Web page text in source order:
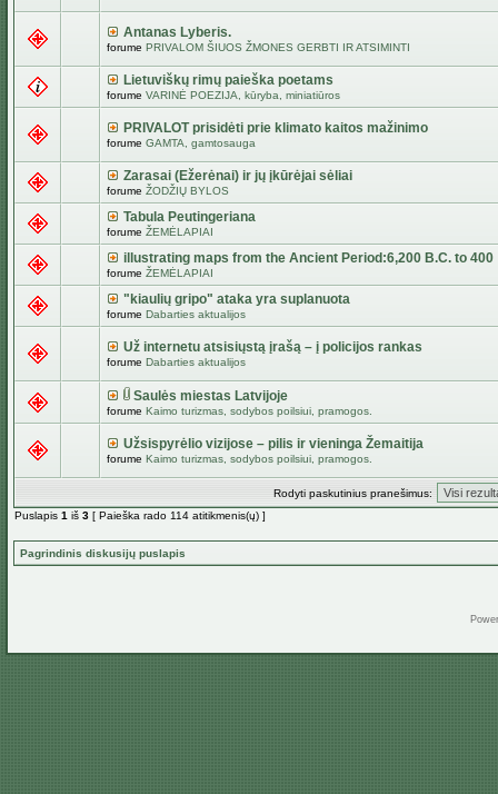
Antanas Lyberis.
forume PRIVALOM ŠIUOS ŽMONES GERBTI IR ATSIMINTI
Lietuviškų rimų paieška poetams
forume VARINĖ POEZIJA, kūryba, miniatiūros
PRIVALOT prisidėti prie klimato kaitos mažinimo
forume GAMTA, gamtosauga
Zarasai (Ežerėnai) ir jų įkūrėjai sėliai
forume ŽODŽIŲ BYLOS
Tabula Peutingeriana
forume ŽEMĖLAPIAI
illustrating maps from the Ancient Period:6,200 B.C. to 400
forume ŽEMĖLAPIAI
"kiaulių gripo" ataka yra suplanuota
forume Dabarties aktualijos
Už internetu atsisiųstą įrašą – į policijos rankas
forume Dabarties aktualijos
Saulės miestas Latvijoje
forume Kaimo turizmas, sodybos poilsiui, pramogos.
Užsispyrėlio vizijose – pilis ir vieninga Žemaitija
forume Kaimo turizmas, sodybos poilsiui, pramogos.
Rodyti paskutinius pranešimus:
Puslapis 1 iš 3 [ Paieška rado 114 atitikmenis(ų) ]
Pagrindinis diskusijų puslapis